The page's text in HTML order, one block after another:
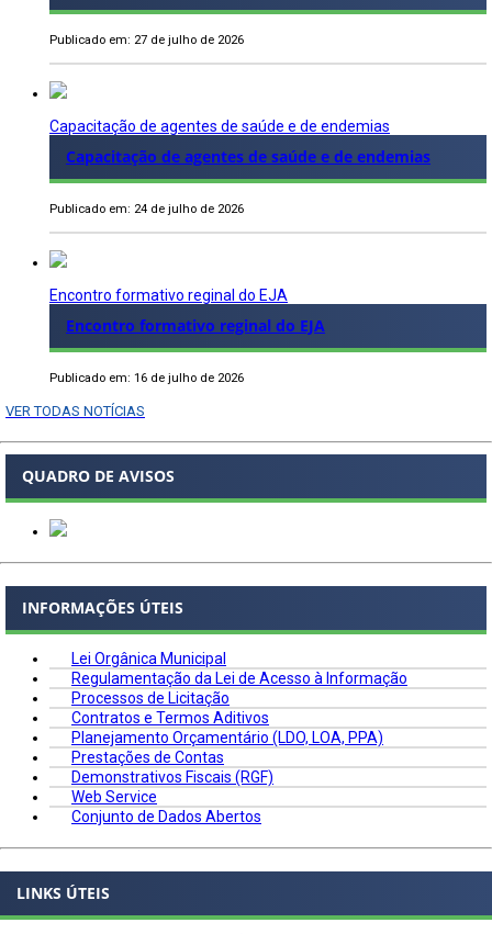
Publicado em: 27 de julho de 2026
Capacitação de agentes de saúde e de endemias
Capacitação de agentes de saúde e de endemias
Publicado em: 24 de julho de 2026
Encontro formativo reginal do EJA
Encontro formativo reginal do EJA
Publicado em: 16 de julho de 2026
VER TODAS NOTÍCIAS
QUADRO DE AVISOS
INFORMAÇÕES ÚTEIS
Lei Orgânica Municipal
Regulamentação da Lei de Acesso à Informação
Processos de Licitação
Contratos e Termos Aditivos
Planejamento Orçamentário (LDO, LOA, PPA)
Prestações de Contas
Demonstrativos Fiscais (RGF)
Web Service
Conjunto de Dados Abertos
LINKS ÚTEIS